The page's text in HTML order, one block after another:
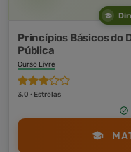
Princípios Básicos do
Pública
Curso Livre
3,0 · Estrelas